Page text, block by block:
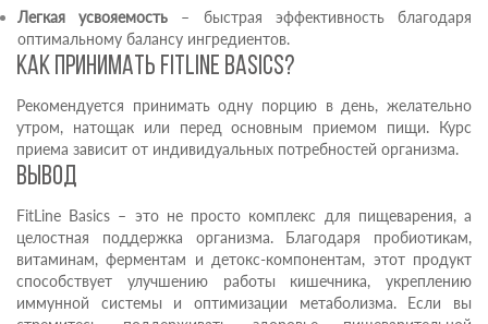
Легкая усвояемость – быстрая эффективность благодаря
оптимальному балансу ингредиентов.
Как принимать FitLine Basics?
Рекомендуется принимать одну порцию в день, желательно
утром, натощак или перед основным приемом пищи. Курс
приема зависит от индивидуальных потребностей организма.
Вывод
FitLine Basics – это не просто комплекс для пищеварения, а
целостная поддержка организма. Благодаря пробиотикам,
витаминам, ферментам и детокс-компонентам, этот продукт
способствует улучшению работы кишечника, укреплению
иммунной системы и оптимизации метаболизма. Если вы